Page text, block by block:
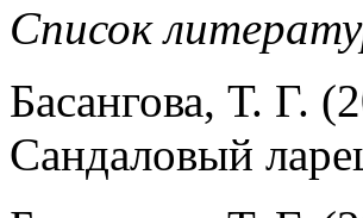
Список
Басангова, Т. Г.
Сандаловый